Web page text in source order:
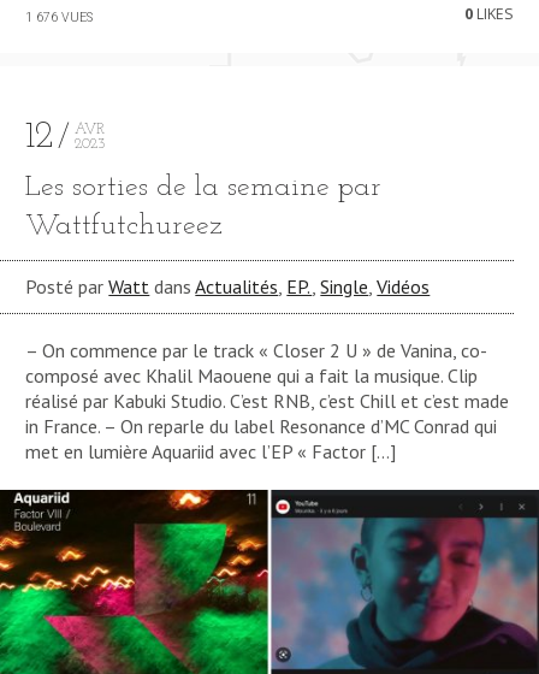
1 676 VUES 0LIKES
12
AVR
2023
Les sorties de la semaine par
Wattfutchureez
Posté parWatt dansActualités EP. ,Single ,Vidéos
– On commence par le track « Closer 2 U » de Vanina, co-
composé avec Khalil Maouene qui a fait la musique. Clip
réalisé par Kabuki Studio. C’est RNB, c’est Chill et c’est made
in France. – On reparle du label Resonance d’MC Conrad qui
met en lumière Aquariid avec l’EP « Factor […]